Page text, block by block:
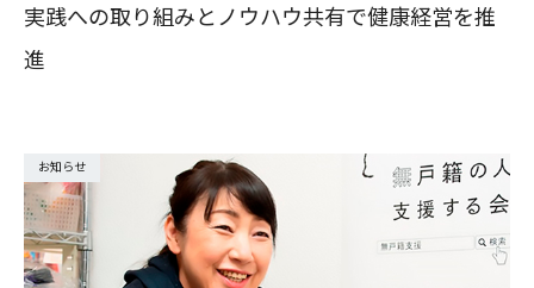
実践への取り組みとノウハウ共有で健康経営を推
進
お知らせ